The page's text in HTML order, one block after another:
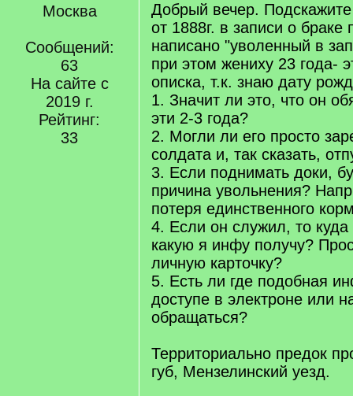
Москва
Сообщений:
63
На сайте с
2019 г.
Рейтинг:
33
Добрый вечер.
от 1888г. в записи о браке
написано "уволенный в
при этом жениху 23 года-
описка, т.к. знаю дату
1. Значит ли это, что он
эти 2-3 года?
2. Могли ли его просто
солдата и, так сказать,
3. Если поднимать доки,
причина увольнения?
потеря единственного
4. Если он служил, то
какую я инфу получу?
личную карточку?
5. Есть ли где подобная
доступе в электроне или
обращаться?
Территориально предок
губ, Мензелинский уезд.